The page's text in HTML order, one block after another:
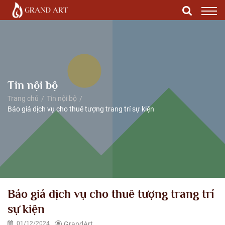
Tin nội bộ
Trang chủ
Tin nội bộ
Báo giá dịch vụ cho thuê tượng trang trí sự kiện
Báo giá dịch vụ cho thuê tượng trang trí
sự kiện
01/12/2024